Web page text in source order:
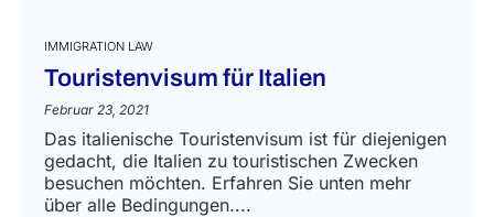
IMMIGRATION LAW
Touristenvisum für Italien
Februar 23, 2021
Das italienische Touristenvisum ist für diejenigen
gedacht, die Italien zu touristischen Zwecken
besuchen möchten. Erfahren Sie unten mehr
über alle Bedingungen....